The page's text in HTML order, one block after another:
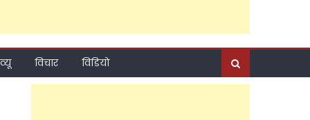
विचार विडियो